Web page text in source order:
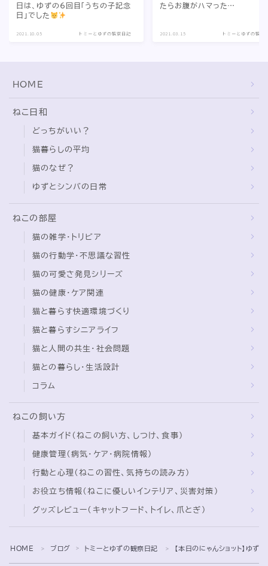
Follow Me
日は、ゆずの6回目「うちの子記念
日」でした
2021.10.05 トミーとゆずの観察日記
たらお腹がハマった…
2021.03.15 トミーとゆずの観察
HOME
ねこ日和
どっちがいい？
猫暮らしの平均
猫のなぜ？
ゆずとシンバの日常
ねこの部屋
猫の雑学・トリビア
猫の行動学・不思議な習性
猫の可愛さ発見シリーズ
猫の健康・ケア関連
猫と暮らす快適環境づくり
猫と暮らすシニアライフ
猫と人間の共生・社会問題
猫との暮らし・生活設計
コラム
ねこの飼い方
基本ガイド（ねこの飼い方、しつけ、食事）
健康管理（病気・ケア・病院情報）
行動と心理（ねこの習性、気持ちの読み方）
お役立ち情報（ねこに優しいインテリア、災害対策）
グッズレビュー（キャットフード、トイレ、爪とぎ）
HOME ＞ ブログ ＞ トミーとゆずの観察日記 ＞ 【本日のにゃんショット】ゆず